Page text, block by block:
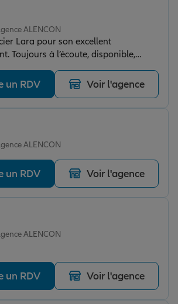
ALENCON
Lara pour son excellent
Toujours à l’écoute, disponible,
elle sait répondre aux besoins
et efficacité. C’est un vrai
par une personne aussi
Je la recommande sans
un RDV Voir l'agence
ALENCON
un RDV Voir l'agence
ALENCON
un RDV Voir l'agence